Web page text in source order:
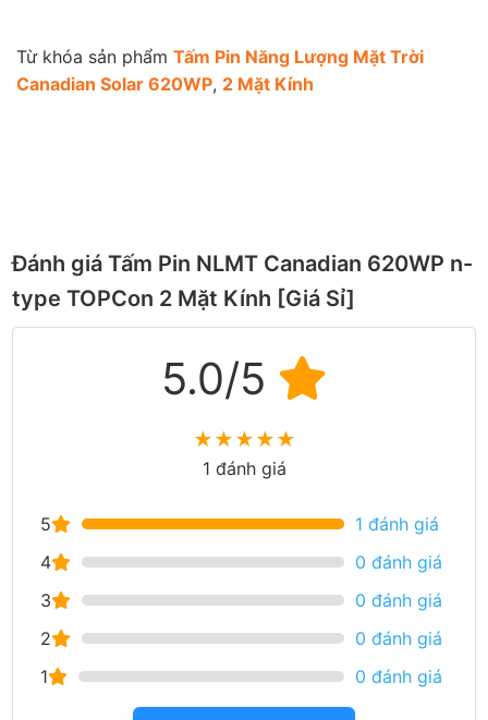
Từ khóa sản phẩm Tấm Pin Năng Lượng Mặt Trời
Canadian Solar 620WP, 2 Mặt Kính
Đánh giá Tấm Pin NLMT Canadian 620WP n-
type TOPCon 2 Mặt Kính [Giá Sỉ]
5.0/5
★★★★★
1 đánh giá
5
1 đánh giá
4
0 đánh giá
3
0 đánh giá
2
0 đánh giá
1
0 đánh giá